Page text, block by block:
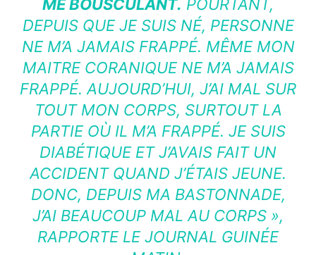
ME BOUSCULANT. POURTANT,
DEPUIS QUE JE SUIS NÉ, PERSONNE
NE M’A JAMAIS FRAPPÉ. MÊME MON
MAITRE CORANIQUENE M’A JAMAIS
FRAPPÉ. AUJOURD’HUI, J’AI MAL SUR
TOUT MON CORPS, SURTOUT LA
PARTIE OÙ IL M’A FRAPPÉ. JE SUIS
DIABÉTIQUE ET J’AVAIS FAIT UN
ACCIDENT QUAND J’ÉTAIS JEUNE.
DONC, DEPUIS MA BASTONNADE,
J’AI BEAUCOUP MAL AU CORPS »,
RAPPORTE LE JOURNAL GUINÉE